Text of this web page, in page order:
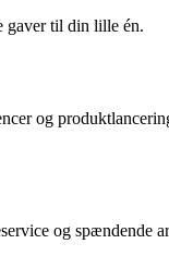
gaver til din lille én.
og
og spændende